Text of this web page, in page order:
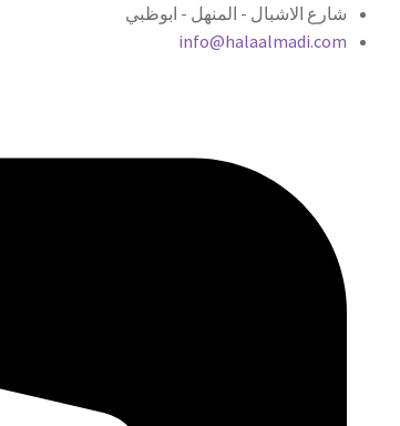
شارع الاشبال - المنهل - ابوظبي
info@halaalmadi.com​